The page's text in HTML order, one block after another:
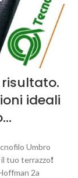
ideali
Umbro
tuo terrazzo❗️
2a